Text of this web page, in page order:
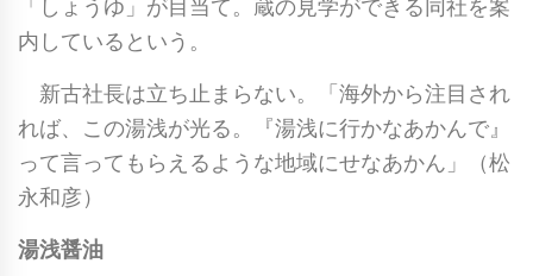
「しょうゆ」が目当て。蔵の見学ができる同社を案
内しているという。
新古社長は立ち止まらない。「海外から注目され
れば、この湯浅が光る。『湯浅に行かなあかんで』
って言ってもらえるような地域にせなあかん」（松
永和彦）
湯浅醤油